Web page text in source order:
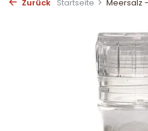
Zurück Startseite Meersalz